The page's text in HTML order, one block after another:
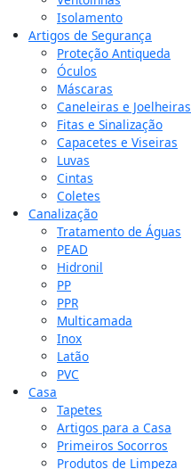
Isolamento
Artigos de Segurança
Proteção Antiqueda
Óculos
Máscaras
Caneleiras e Joelheiras
Fitas e Sinalização
Capacetes e Viseiras
Luvas
Cintas
Coletes
Canalização
Tratamento de Águas
PEAD
Hidronil
PP
PPR
Multicamada
Inox
Latão
PVC
Casa
Tapetes
Artigos para a Casa
Primeiros Socorros
Produtos de Limpeza